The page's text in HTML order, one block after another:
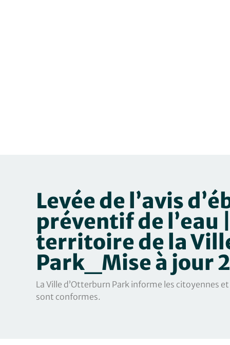
Levée de l’avis
préventif de l’eau
territoire de la
Park_Mise à jour
La Ville d’Otterburn Park informe les citoyennes
sont conformes.